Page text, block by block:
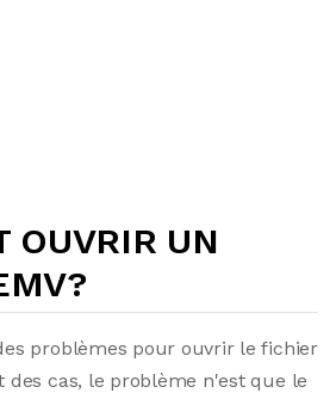
OUVRIR UN
problèmes pour ouvrir le fichier
des cas, le problème n'est que le